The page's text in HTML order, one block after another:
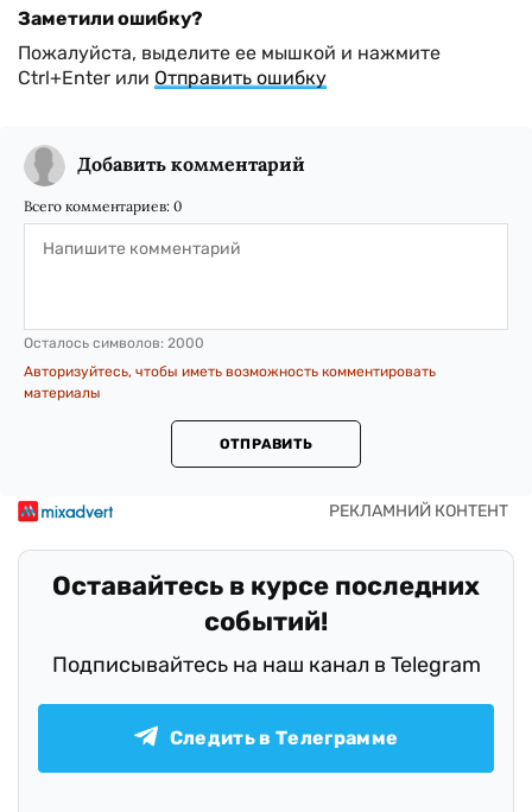
Заметили ошибку?
Пожалуйста, выделите ее мышкой и нажмите
Ctrl+Enter или Отправить ошибку
Добавить комментарий
Всего комментариев: 0
Осталось символов: 2000
Авторизуйтесь, чтобы иметь возможность комментировать
материалы
ОТПРАВИТЬ
Оставайтесь в курсе последних
событий!
Подписывайтесь на наш канал в Telegram
Следить в Телеграмме